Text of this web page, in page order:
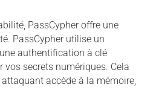
PassCypher offre une
PassCypher utilise un
authentification à clé
vos secrets numériques. Cela
accède à la mémoire,